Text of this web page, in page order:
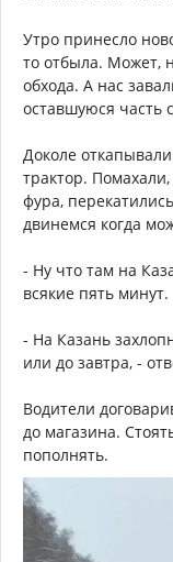
Утро принесло
то отбыла. Может,
обхода. А нас
оставшуюся часть
Доколе откапывали
трактор.
фура,
двинемся когда
- Ну что там на
всякие пять минут.
- На Казань
или до завтра, -
Водители
до магазина.
пополнять.